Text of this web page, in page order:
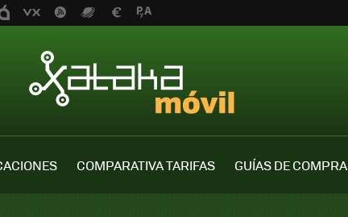
COMPARATIVA TARIFAS
GUÍAS DE COMPRA